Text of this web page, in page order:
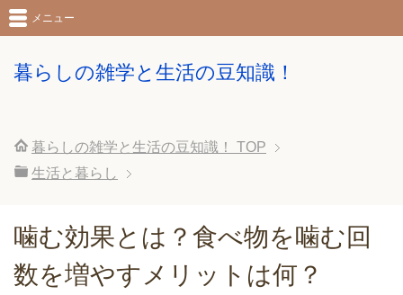
暮らしの雑学と生活の豆知識！
メニュー
暮らしの雑学と生活の豆知識！
TOP
生活と暮らし
噛む効果とは？食べ物を噛む回
数を増やすメリットは何？